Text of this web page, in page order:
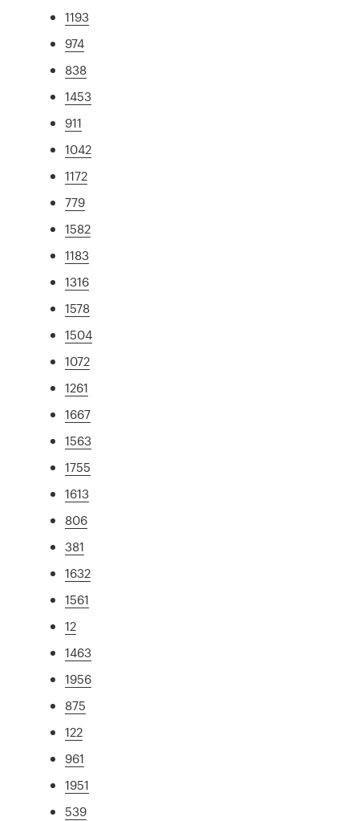
1193
974
838
1453
911
1042
1172
779
1582
1183
1316
1578
1504
1072
1261
1667
1563
1755
1613
806
381
1632
1561
12
1463
1956
875
122
961
1951
539